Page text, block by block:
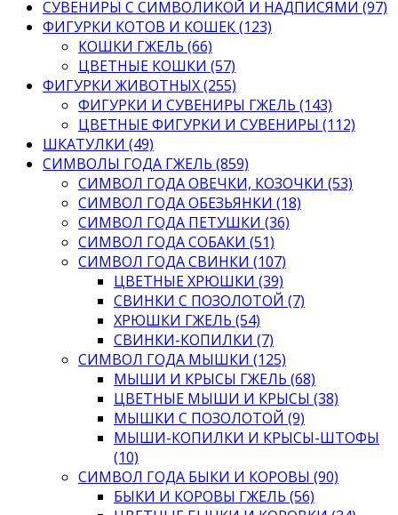
СУВЕНИРЫ С СИМВОЛИКОЙ И НАДПИСЯМИ (97)
ФИГУРКИ КОТОВ И КОШЕК (123)
КОШКИ ГЖЕЛЬ (66)
ЦВЕТНЫЕ КОШКИ (57)
ФИГУРКИ ЖИВОТНЫХ (255)
ФИГУРКИ И СУВЕНИРЫ ГЖЕЛЬ (143)
ЦВЕТНЫЕ ФИГУРКИ И СУВЕНИРЫ (112)
ШКАТУЛКИ (49)
СИМВОЛЫ ГОДА ГЖЕЛЬ (859)
СИМВОЛ ГОДА ОВЕЧКИ, КОЗОЧКИ (53)
СИМВОЛ ГОДА ОБЕЗЬЯНКИ (18)
СИМВОЛ ГОДА ПЕТУШКИ (36)
СИМВОЛ ГОДА СОБАКИ (51)
СИМВОЛ ГОДА СВИНКИ (107)
ЦВЕТНЫЕ ХРЮШКИ (39)
СВИНКИ С ПОЗОЛОТОЙ (7)
ХРЮШКИ ГЖЕЛЬ (54)
СВИНКИ-КОПИЛКИ (7)
СИМВОЛ ГОДА МЫШКИ (125)
МЫШИ И КРЫСЫ ГЖЕЛЬ (68)
ЦВЕТНЫЕ МЫШИ И КРЫСЫ (38)
МЫШКИ С ПОЗОЛОТОЙ (9)
МЫШИ-КОПИЛКИ И КРЫСЫ-ШТОФЫ
(10)
СИМВОЛ ГОДА БЫКИ И КОРОВЫ (90)
БЫКИ И КОРОВЫ ГЖЕЛЬ (56)